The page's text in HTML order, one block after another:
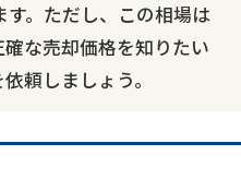
。ただし、この相場は
な売却価格を知りたい
頼しましょう。